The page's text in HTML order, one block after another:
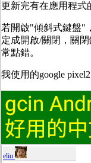
更新完有在應用程式
若開啟"傾斜式鍵盤"
定成開啟/關閉，關
常點錯。
我使用的google
eliu